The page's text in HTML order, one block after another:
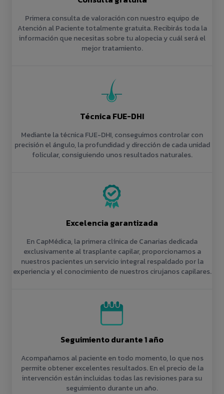
Primera consulta de valoración con nuestro equipo de
Atención al Paciente totalmente gratuita. Recibirás toda la
información que necesitas sobre tu alopecia y cuál será el
mejor tratamiento.
Técnica FUE-DHI
Mediante la técnica FUE-DHI, conseguimos controlar con
precisión el ángulo, la profundidad y dirección de cada unidad
folicular, consiguiendo unos resultados naturales.
Excelencia garantizada
En CapMédica, la primera clínica de Canarias dedicada
exclusivamente al trasplante capilar, proporcionamos a
nuestros pacientes un servicio integral respaldado por la
experiencia y el conocimiento de nuestros cirujanos capilares.
Seguimiento durante 1 año
Acompañamos al paciente en todo momento, lo que nos
permite obtener excelentes resultados. En el precio de la
intervención están incluidas todas las revisiones para su
seguimiento durante un año.